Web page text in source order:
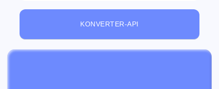
KONVERTER-API